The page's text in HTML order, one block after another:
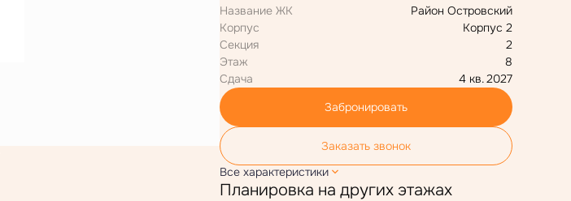
Название ЖК
Район Островский
Корпус
Корпус 2
Секция
2
Этаж
8
Сдача
4 кв. 2027
Забронировать
Заказать звонок
Все характеристики
Планировка на других этажах